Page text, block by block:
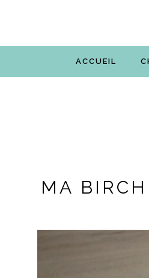
ACCUEIL
MA